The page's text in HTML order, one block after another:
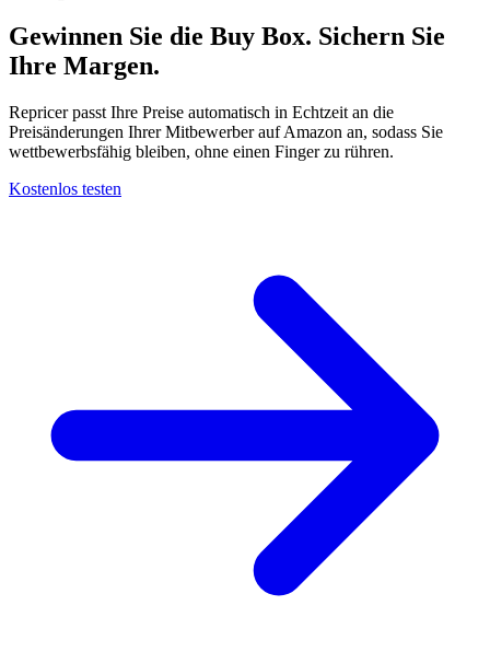
Gewinnen Sie die Buy Box. Sichern Sie
Ihre Margen.
Repricer passt Ihre Preise automatisch in Echtzeit an die
Preisänderungen Ihrer Mitbewerber auf Amazon an, sodass Sie
wettbewerbsfähig bleiben, ohne einen Finger zu rühren.
Kostenlos testen